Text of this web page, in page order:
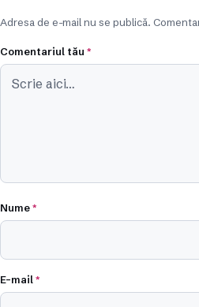
Adresa de e-mail nu se publică.
Comentariul tău *
Nume*
E-mail*